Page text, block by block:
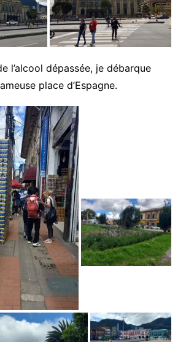
l’alcool dépassée, je débarque
place d’Espagne.